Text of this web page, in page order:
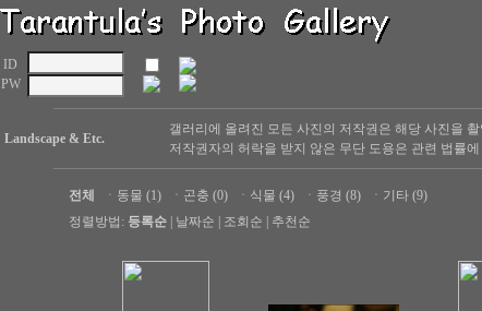
ID
PW
Landscape & Etc.
갤러리에 올려진 모든 사진의 저작권은 해당 사진을
저작권자의 허락을 받지 않은 무단 도용은 관련 법률
전체 ㆍ 동물 (1) ㆍ 곤충 (0) ㆍ 식물 (4) ㆍ 풍경 (8) ㆍ 기타 (9)
정렬방법: 등록순 날짜순 조회순 추천순